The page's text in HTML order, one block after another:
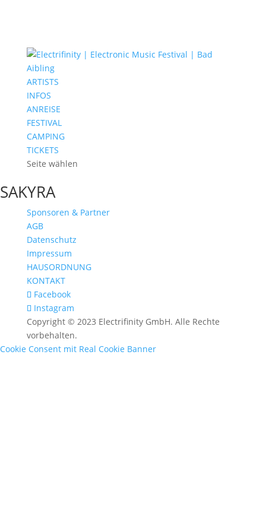
ARTISTS
INFOS
ANREISE
FESTIVAL
CAMPING
TICKETS
Seite wählen
SAKYRA
Sponsoren & Partner
AGB
Datenschutz
Impressum
HAUSORDNUNG
KONTAKT
Facebook
Instagram
Copyright © 2023 Electrifinity GmbH. Alle Rechte
vorbehalten.
Cookie Consent mit Real Cookie Banner